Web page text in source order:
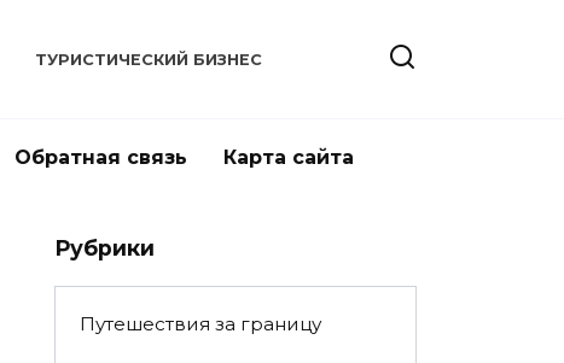
ТУРИСТИЧЕСКИЙ БИЗНЕС
Обратная связь Карта сайта
Рубрики
Путешествия за границу